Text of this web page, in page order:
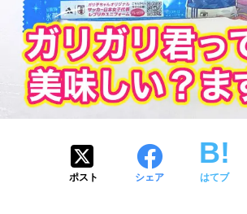
ポスト シェア はてブ